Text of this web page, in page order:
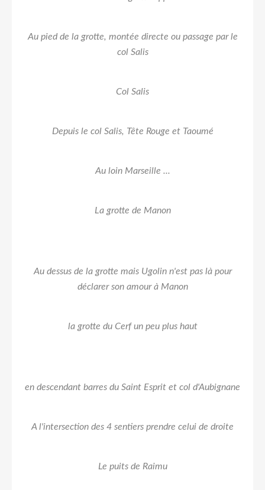
Au pied de la grotte, montée directe ou passage par le
col Salis
Col Salis
Depuis le col Salis, Tête Rouge et Taoumé
Au loin Marseille ...
La grotte de Manon
Au dessus de la grotte mais Ugolin n'est pas là pour
déclarer son amour à Manon
la grotte du Cerf un peu plus haut
en descendant barres du Saint Esprit et col d'Aubignane
A l'intersection des 4 sentiers prendre celui de droite
Le puits de Raimu